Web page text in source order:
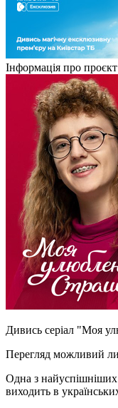
Інформація про проєкт
Дивись серіал "Моя
Перегляд можливий
Одна з
виходить в